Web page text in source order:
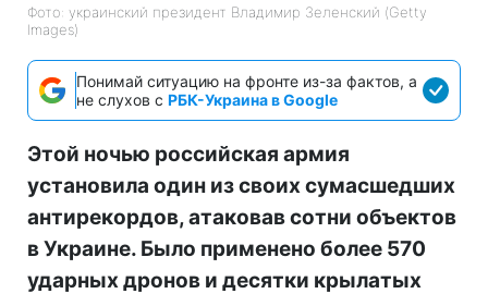
Фото: украинский президент Владимир Зеленский (Getty
Images)
Понимай ситуацию на фронте из-за фактов, а
не слухов с РБК-Украина в Google
Этой ночью российская армия
установила один из своих сумасшедших
антирекордов, атаковав сотни объектов
в Украине. Было применено более 570
ударных дронов и десятки крылатых